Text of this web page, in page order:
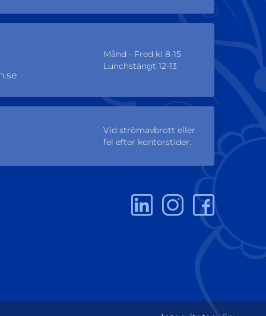
Månd - Fred kl 8-15
Lunchstängt 12-13
Vid strömavbrott eller
fel efter kontorstider.